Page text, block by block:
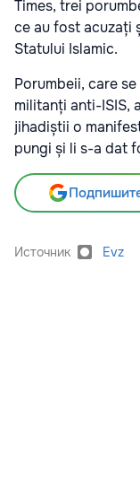
Times, trei
ce au fost acuzați
Statului Islamic.
Porumbeii, care
militanți anti-ISIS,
jihadiștii o
pungi și li s-a dat
Источник Evz